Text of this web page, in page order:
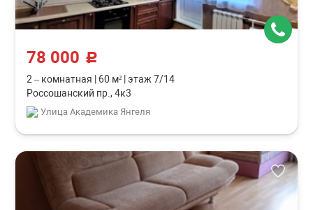
78 000 c
2 – комнатная 60 м² этаж 7/14
Россошанский пр., 4к3
Улица Академика Янгеля